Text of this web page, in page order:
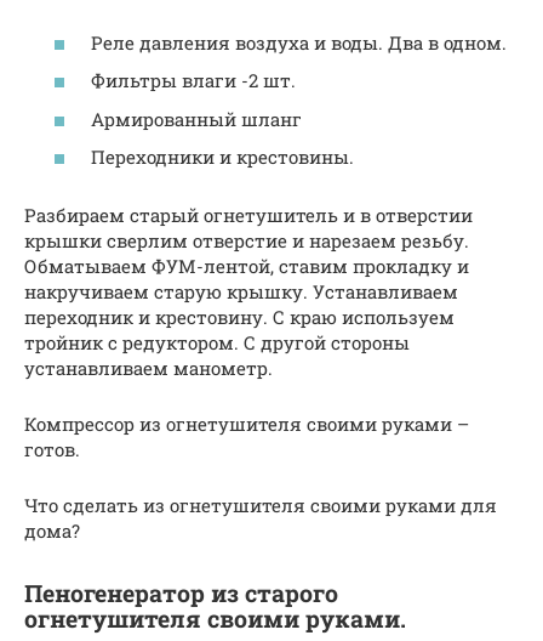
Реле давления воздуха и воды. Два в одном.
Фильтры влаги -2 шт.
Армированный шланг
Переходники и крестовины.
Разбираем старый огнетушитель и в отверстии
крышки сверлим отверстие и нарезаем резьбу.
Обматываем ФУМ-лентой, ставим прокладку и
накручиваем старую крышку. Устанавливаем
переходник и крестовину. С краю используем
тройник с редуктором. С другой стороны
устанавливаем манометр.
Компрессор из огнетушителя своими руками –
готов.
Что сделать из огнетушителя своими руками для
дома?
Пеногенератор из старого
огнетушителя своими руками.